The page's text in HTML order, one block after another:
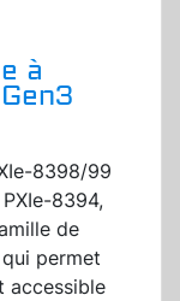
à
8398/99
8394,
de
permet
accessible